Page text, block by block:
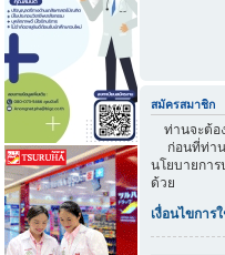
สมัครสมาชิก
ท่านจะต้อ
ก่อนที่ท่าน
นโยบายกา
ด้วย
เงื่อนไขการ